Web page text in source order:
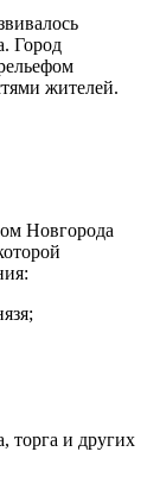
Город
жителей.
Новгорода
торга и других